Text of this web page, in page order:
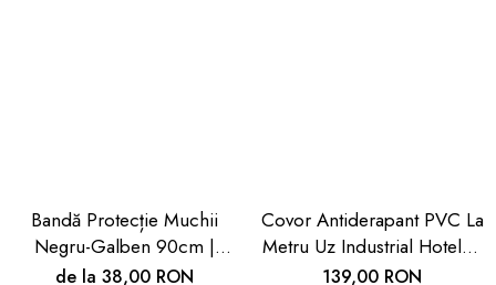
Bandă Protecție Muchii
Negru-Galben 90cm |
Carboysafety
de la 38,00 RON
Covor Antiderapant PVC La
Metru Uz Industrial Hoteluri
| Carboysafety
139,00 RON